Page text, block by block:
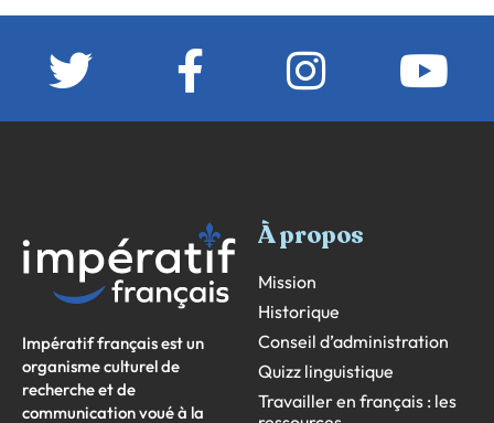
Impératif français est un
organisme culturel de
recherche et de
communication voué à la
À propos
Mission
Historique
Conseil d’administration
Quizz linguistique
Travailler en français : les